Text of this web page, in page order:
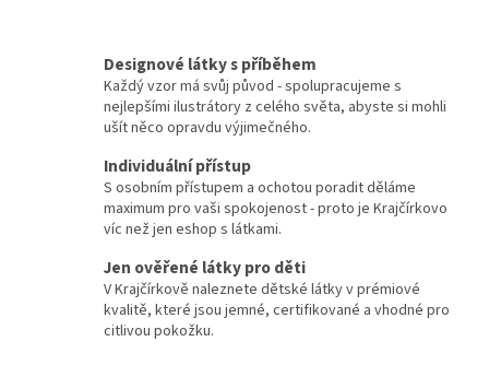
Designové látky s příběhem
Každý vzor má svůj původ - spolupracujeme s
nejlepšími ilustrátory z celého světa, abyste si mohli
ušít něco opravdu výjimečného.
Individuální přístup
S osobním přístupem a ochotou poradit děláme
maximum pro vaši spokojenost - proto je Krajčírkovo
víc než jen eshop s látkami.
Jen ověřené látky pro děti
V Krajčírkově naleznete dětské látky v prémiové
kvalitě, které jsou jemné, certifikované a vhodné pro
citlivou pokožku.